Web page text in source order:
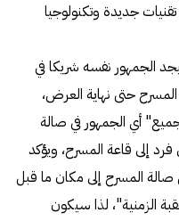
جديدة وتكنولوجيا
الجمهور نفسه شريكا في
المسرح حتى نهاية العرض،
أي الجمهور في صالة
إلى قاعة المسرح، ويؤكد
صالة المسرح إلى مكان ما قبل
الزمنية"، لذا سيكون